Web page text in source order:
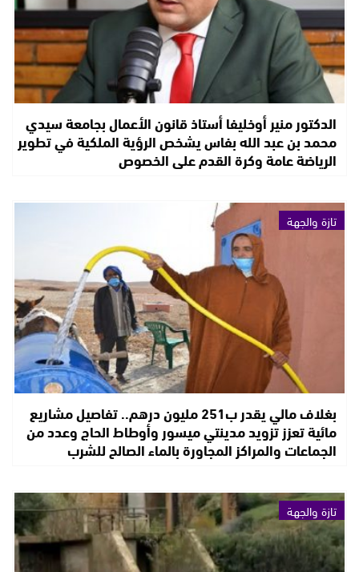
الدكتور منير أوخليفا أستاذ قانون الأعمال بجامعة سيدي
محمد بن عبد الله بفاس يشخص الرؤية الملكية في تطوير
الرياضة عامة وكرة القدم على الخصوص
تازة والجهة
بغلاف مالي يقدر ب251 مليون درهم.. تفاصيل مشاريع
مائية تعزز تزويد مدينتي ميسور وأوطاط الحاج وعدد من
الجماعات والمراكز المجاورة بالماء الصالح للشرب
تازة والجهة